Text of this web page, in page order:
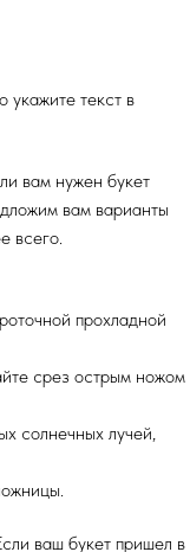
укажите текст в
вам нужен букет
вам варианты
всего.
прохладной
срез острым ножом
солнечных лучей,
ваш букет пришел в